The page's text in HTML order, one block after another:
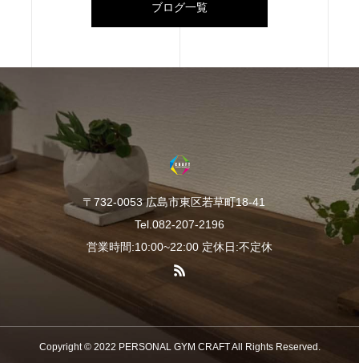
ブログ一覧
〒732-0053 広島市東区若草町18-41
Tel.082-207-2196
営業時間:10:00~22:00 定休日:不定休
Copyright © 2022 PERSONAL GYM CRAFT All Rights Reserved.